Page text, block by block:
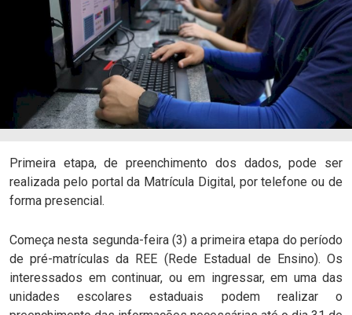
Primeira etapa, de preenchimento dos dados, pode ser
realizada pelo portal da Matrícula Digital, por telefone ou de
forma presencial.
Começa nesta segunda-feira (3) a primeira etapa do período
de pré-matrículas da REE (Rede Estadual de Ensino). Os
interessados em continuar, ou em ingressar, em uma das
unidades escolares estaduais podem realizar o